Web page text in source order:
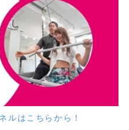
ルはこちらから！